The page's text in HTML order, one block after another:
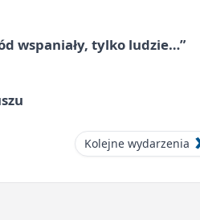
wspaniały, tylko ludzie…”
Kolejne wydarzenia